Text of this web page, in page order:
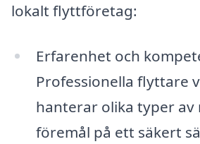
lokalt flyttföretag:
Erfarenhet och
Professionella flyttare
hanterar olika typer av
föremål på ett säkert